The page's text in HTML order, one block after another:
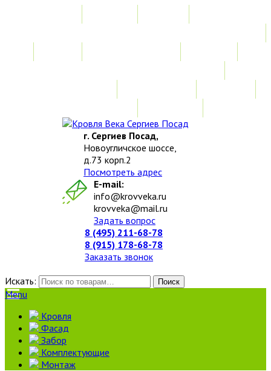
г. Сергиев Посад,
Новоугличское шоссе,
д.73 корп.2
Посмотреть адрес
E-mail:
info@krovveka.ru
krovveka@mail.ru
Задать вопрос
8 (495) 211-68-78
8 (915) 178-68-78
Заказать звонок
Искать:
Поиск
Menu
Кровля
Фасад
Забор
Комплектующие
Монтаж